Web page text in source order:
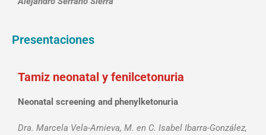
Presentaciones
Tamiz neonatal y fenilcetonuria
Neonatal screening and phenylketonuria
Dra. Marcela Vela-Amieva, M. en C. Isabel Ibarra-González,